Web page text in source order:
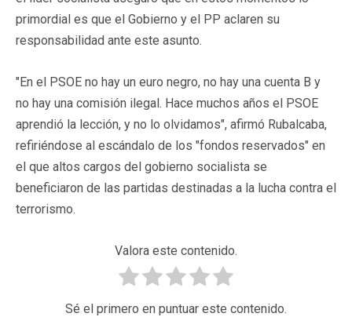
primordial es que el Gobierno y el PP aclaren su
responsabilidad ante este asunto.
"En el PSOE no hay un euro negro, no hay una cuenta B y
no hay una comisión ilegal. Hace muchos años el PSOE
aprendió la lección, y no lo olvidamos", afirmó Rubalcaba,
refiriéndose al escándalo de los "fondos reservados" en
el que altos cargos del gobierno socialista se
beneficiaron de las partidas destinadas a la lucha contra el
terrorismo.
Valora este contenido.
Sé el primero en puntuar este contenido.